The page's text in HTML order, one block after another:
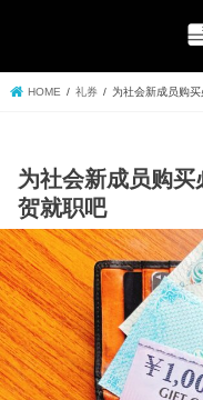
HOME 礼券 为社会新成员购
为社会新成员购
贺就职吧